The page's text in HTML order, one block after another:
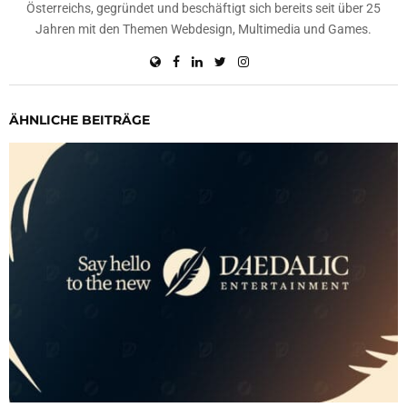
Österreichs, gegründet und beschäftigt sich bereits seit über 25
Jahren mit den Themen Webdesign, Multimedia und Games.
ÄHNLICHE BEITRÄGE